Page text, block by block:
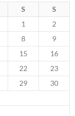
S S
1
2
8
9
15
16
22
23
29
30